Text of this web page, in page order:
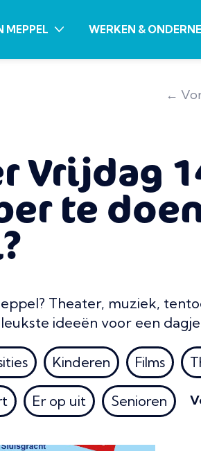
MEPPEL WERKEN &
←
Vrijdag
te
Theater, muziek,
ideeën voor een
Kinderen Films
Er op uit Senioren